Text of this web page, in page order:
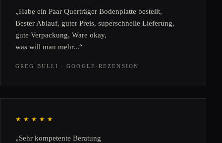
„Habe ein Paar Querträger Bodenplatte bestellt,
Bester Ablauf, guter Preis, superschnelle Lieferung,
gute Verpackung, Ware okay,
was will man mehr...“
GREG BULLI · GOOGLE-REZENSION
★★★★★
„Sehr kompetente Beratung